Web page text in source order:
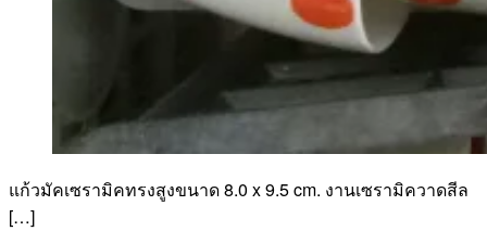
แก้วมัคเซรามิคทรงสูงขนาด 8.0 x 9.5 cm. งานเซรามิควาดสีล
[…]